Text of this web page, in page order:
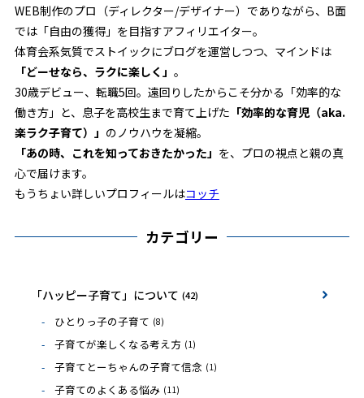
WEB制作のプロ（ディレクター/デザイナー）でありながら、B面
では「自由の獲得」を目指すアフィリエイター。
体育会系気質でストイックにブログを運営しつつ、マインドは
「どーせなら、ラクに楽しく」 。
30歳デビュー、転職5回。遠回りしたからこそ分かる「効率的な
働き方」と、息子を高校生まで育て上げた 「効率的な育児（aka.
楽ラク子育て）」 のノウハウを凝縮。
「あの時、これを知っておきたかった」 を、プロの視点と親の真
心で届けます。
もうちょい詳しいプロフィールはコッチ
カテゴリー
「ハッピー子育て」について (42)
ひとりっ子の子育て (8)
子育てが楽しくなる考え方 (1)
子育てとーちゃんの子育て信念 (1)
子育てのよくある悩み (11)